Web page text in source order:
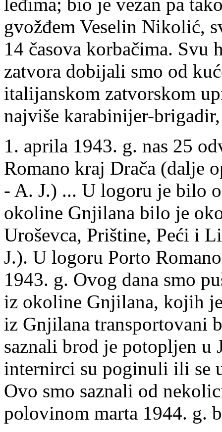
leđima; bio je vezan pa
gvožđem Veselin Nikolić,
14 časova korbačima. Svu
zatvora dobijali smo od
italijanskom zatvorskom
najviše karabinijer-
1. aprila 1943. g. nas 25
Romano kraj Drača (dalje
- A. J.) ... U logoru je bilo
okoline Gnjilana bilo je
Uroševca, Prištine, Peći i
J.). U logoru Porto
1943. g. Ovog dana smo
iz okoline Gnjilana, kojih
iz Gnjilana transportovani
saznali brod je potopljen u
internirci su poginuli ili se
Ovo smo saznali od
polovinom marta 1944. g.